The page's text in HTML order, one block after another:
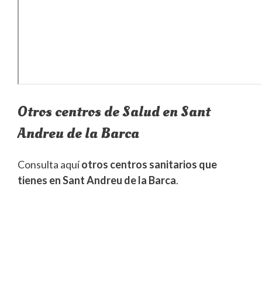
Otros centros de Salud en Sant
Andreu de la Barca
Consulta aquíotros centros sanitarios que
tienes en Sant Andreu de la Barca.